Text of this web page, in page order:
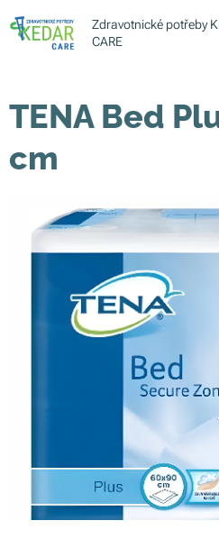
Zdravotnické potřeby
CARE
TENA Bed
cm